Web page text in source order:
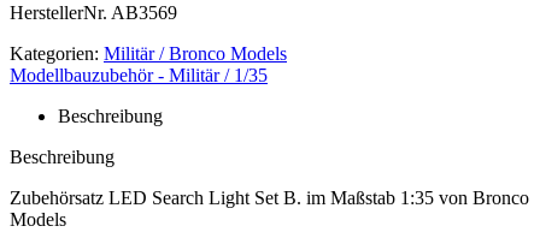
HerstellerNr. AB3569
Kategorien: Militär / Bronco Models
Modellbauzubehör - Militär / 1/35
Beschreibung
Beschreibung
Zubehörsatz LED Search Light Set B. im Maßstab 1:35 von Bronco
Models